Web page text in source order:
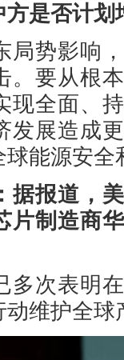
是否计
局势影响
。要从根
现全面、
发展造成
能源安全
据报道，
片制造商
多次表明
维护全球